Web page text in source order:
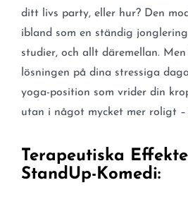
ditt livs party, eller hur? Den
ibland som en ständig
studier, och allt däremellan.
lösningen på dina stressiga
yoga-position som vrider din
utan i något mycket mer roligt –
Terapeutiska
StandUp-Komedi: